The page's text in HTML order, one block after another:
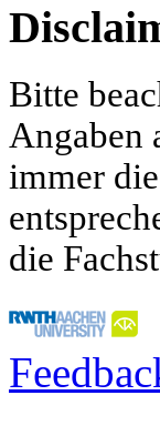
Bitte
Angaben
immer
die